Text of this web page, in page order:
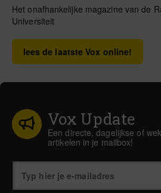
Het onafhankelijke magazine van de
Universiteit
lees de laatste Vox online!
Vox Update
Een directe, dagelijkse of
artikelen in je mailbox!